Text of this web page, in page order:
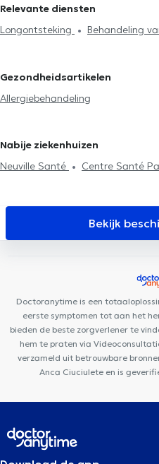
Relevante diensten
Longontsteking
Behandeling
ademhalingswegen controle
Gezondheidsartikelen
Allergiebehandeling
Nabije ziekenhuizen
Neuville Santé
Centre Santé
Centreaa
Espace Diet
Centre de santé
Dentius
Bekijk
Doctoranytime is een
eerste symptomen tot aan het
bieden de beste zorgverlener te
hem te praten via
verzameld uit betrouwbare
Anca Ciuciulete en is